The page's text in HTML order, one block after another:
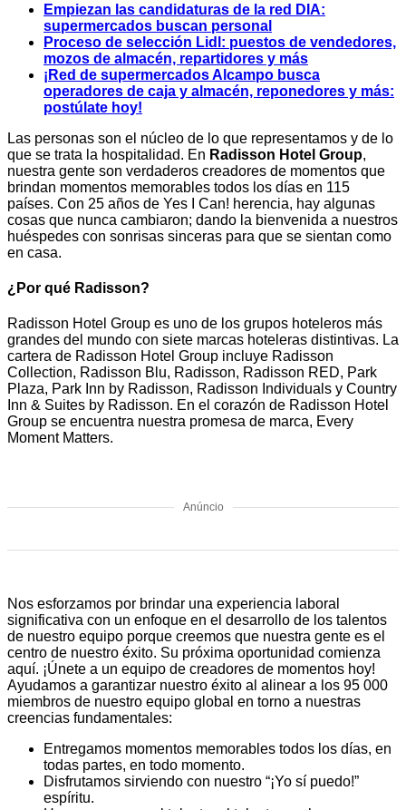
Empiezan las candidaturas de la red DIA:
supermercados buscan personal
Proceso de selección Lidl: puestos de vendedores,
mozos de almacén, repartidores y más
¡Red de supermercados Alcampo busca
operadores de caja y almacén, reponedores y más:
postúlate hoy!
Las personas son el núcleo de lo que representamos y de lo
que se trata la hospitalidad. En Radisson Hotel Group,
nuestra gente son verdaderos creadores de momentos que
brindan momentos memorables todos los días en 115
países. Con 25 años de Yes I Can! herencia, hay algunas
cosas que nunca cambiaron; dando la bienvenida a nuestros
huéspedes con sonrisas sinceras para que se sientan como
en casa.
¿Por qué Radisson?
Radisson Hotel Group es uno de los grupos hoteleros más
grandes del mundo con siete marcas hoteleras distintivas. La
cartera de Radisson Hotel Group incluye Radisson
Collection, Radisson Blu, Radisson, Radisson RED, Park
Plaza, Park Inn by Radisson, Radisson Individuals y Country
Inn & Suites by Radisson. En el corazón de Radisson Hotel
Group se encuentra nuestra promesa de marca, Every
Moment Matters.
Anúncio
Nos esforzamos por brindar una experiencia laboral
significativa con un enfoque en el desarrollo de los talentos
de nuestro equipo porque creemos que nuestra gente es el
centro de nuestro éxito. Su próxima oportunidad comienza
aquí. ¡Únete a un equipo de creadores de momentos hoy!
Ayudamos a garantizar nuestro éxito al alinear a los 95 000
miembros de nuestro equipo global en torno a nuestras
creencias fundamentales:
Entregamos momentos memorables todos los días, en
todas partes, en todo momento.
Disfrutamos sirviendo con nuestro “¡Yo sí puedo!”
espíritu.